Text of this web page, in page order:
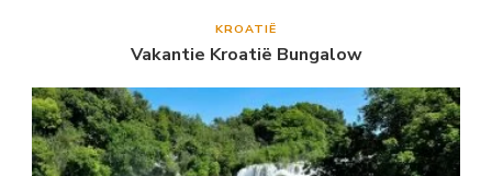
KROATIË
Vakantie Kroatië Bungalow